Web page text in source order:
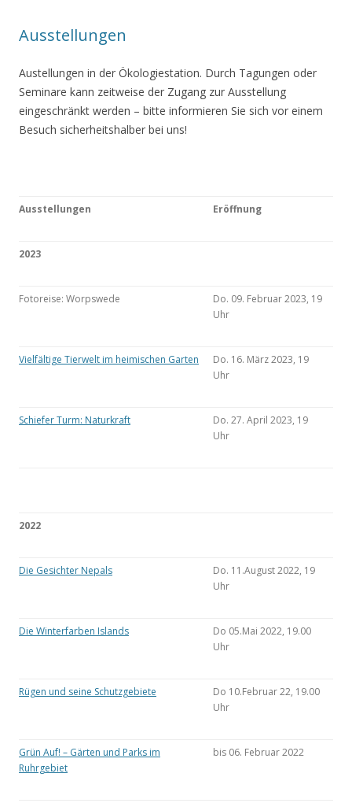
Ausstellungen
Austellungen in der Ökologiestation. Durch Tagungen oder
Seminare kann zeitweise der Zugang zur Ausstellung
eingeschränkt werden – bitte informieren Sie sich vor einem
Besuch sicherheitshalber bei uns!
Ausstellungen Eröffnung
2023
Fotoreise: Worpswede
Do. 09. Februar 2023, 19
Uhr
Vielfältige Tierwelt im heimischen Garten
Do. 16. März 2023, 19
Uhr
Schiefer Turm: Naturkraft
Do. 27. April 2023, 19
Uhr
2022
Die Gesichter Nepals
Do. 11.August 2022, 19
Uhr
Die Winterfarben Islands
Do 05.Mai 2022, 19.00
Uhr
Rügen und seine Schutzgebiete
Do 10.Februar 22, 19.00
Uhr
Grün Auf! – Gärten und Parks im
Ruhrgebiet
bis 06. Februar 2022